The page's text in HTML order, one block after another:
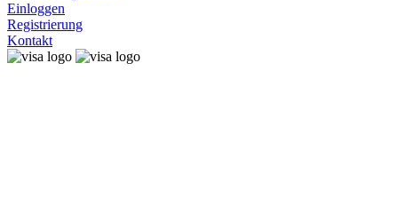
Einloggen
Registrierung
Kontakt